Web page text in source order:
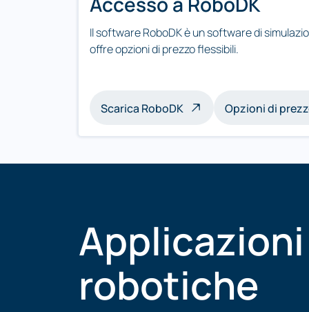
Il software RoboDK è un software di
offre opzioni di prezzo flessibili.
Scarica RoboDK Opzioni di
Applicazioni
robotiche